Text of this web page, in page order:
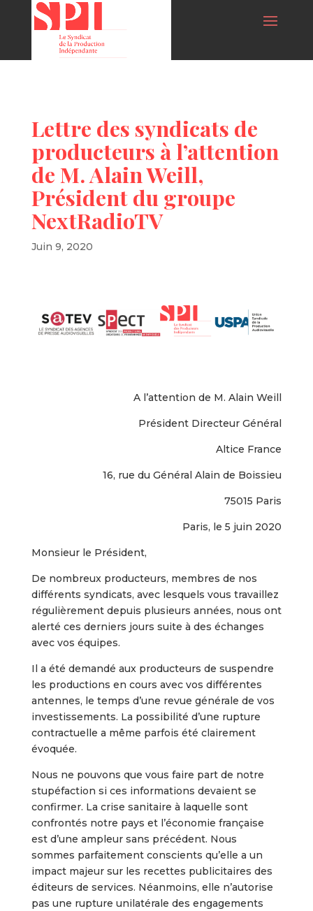
Lettre des syndicats de
producteurs à l’attention
de M. Alain Weill,
Président du groupe
NextRadioTV
Juin 9, 2020
A l’attention de M. Alain Weill
Président Directeur Général
Altice France
16, rue du Général Alain de Boissieu
75015 Paris
Paris, le 5 juin 2020
Monsieur le Président,
De nombreux producteurs, membres de nos
différents syndicats, avec lesquels vous travaillez
régulièrement depuis plusieurs années, nous ont
alerté ces derniers jours suite à des échanges
avec vos équipes.
Il a été demandé aux producteurs de suspendre
les productions en cours avec vos différentes
antennes, le temps d’une revue générale de vos
investissements. La possibilité d’une rupture
contractuelle a même parfois été clairement
évoquée.
Nous ne pouvons que vous faire part de notre
stupéfaction si ces informations devaient se
confirmer. La crise sanitaire à laquelle sont
confrontés notre pays et l’économie française
est d’une ampleur sans précédent. Nous
sommes parfaitement conscients qu’elle a un
impact majeur sur les recettes publicitaires des
éditeurs de services. Néanmoins, elle n’autorise
pas une rupture unilatérale des engagements